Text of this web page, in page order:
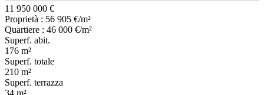
11 950 000 €
Proprietà : 56 905 €/m²
Quartiere : 46 000 €/m²
Superf. abit.
176 m²
Superf. totale
210 m²
Superf. terrazza